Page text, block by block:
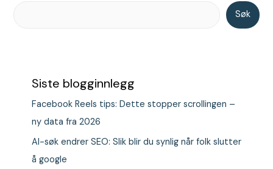
Søk
Siste blogginnlegg
Facebook Reels tips: Dette stopper scrollingen –
ny data fra 2026
AI-søk endrer SEO: Slik blir du synlig når folk slutter
å google